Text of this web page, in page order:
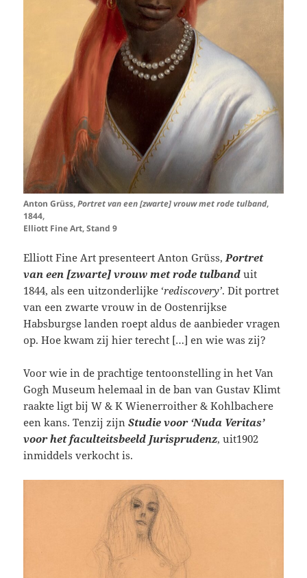
Anton Grüss,Portret van een [zwarte] vrouw met rode tulband,
1844,
Elliott Fine Art, Stand 9
Elliott Fine Art presenteert Anton Grüss, Portret
van een [zwarte] vrouw met rode tulband uit
1844, als een uitzonderlijke ‘rediscovery’. Dit portret
van een zwarte vrouw in de Oostenrijkse
Habsburgse landen roept aldus de aanbieder vragen
op. Hoe kwam zij hier terecht […] en wie was zij?
Voor wie in de prachtige tentoonstelling in het Van
Gogh Museum helemaal in de ban van Gustav Klimt
raakte ligt bij W & K Wienerroither & Kohlbachere
een kans. Tenzij zijnStudie voor ‘Nuda Veritas’
voor het faculteitsbeeld Jurisprudenz, uit1902
inmiddels verkocht is.